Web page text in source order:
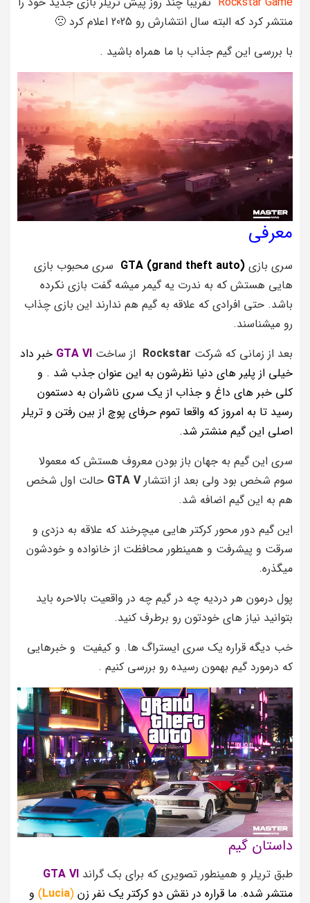
منتشر کرد که البته سال انتشارش رو 2025 اعلام کرد 🙁
با بررسی این گیم جذاب با ما همراه باشید .
معرفی
سری بازی GTA (grand theft auto) سری محبوب بازی
هایی هستش که به ندرت یه گیمر میشه گفت بازی نکرده
باشد. حتی افرادی که علاقه به گیم هم ندارند این بازی چذاب
رو میشناسند.
بعد از زمانی که شرکت
از ساخت GTA VI خبر داد
خیلی از پلیر های دنیا نظرشون به این عنوان جذب شد . و
کلی خبر های داغ و جذاب از یک سری ناشران به دستمون
رسید تا به امروز که واقعا تموم حرفای پوچ از بین رفتن و تریلر
اصلی این گیم منشتر شد.
سری این گیم به جهان باز بودن معروف هستش که معمولا
سوم شخص بود ولی بعد از انتشارGTA V حالت اول شخص
هم به این گیم اضافه شد.
این گیم دور محور کرکتر هایی میچرخند که علاقه به دزدی و
سرقت و پیشرفت و همینطور محافظت از خانواده و خودشون
میگذره.
پول درمون هر دردیه چه در گیم چه در واقعیت بالاحره باید
بتوانید نیاز های خودتون رو برطرف کنید.
خب دیگه قراره یک سری ایستراگ ها. و کیفیت و خبرهایی
که درمورد گیم بهمون رسیده رو بررسی کنیم .
داستان گیم
طبق تریلر و همینطور تصویری که برای بک گراند GTA VI
منتشر شده. ما قراره در نقش دو کرکتر یک نفر زن (
Lucia
) و